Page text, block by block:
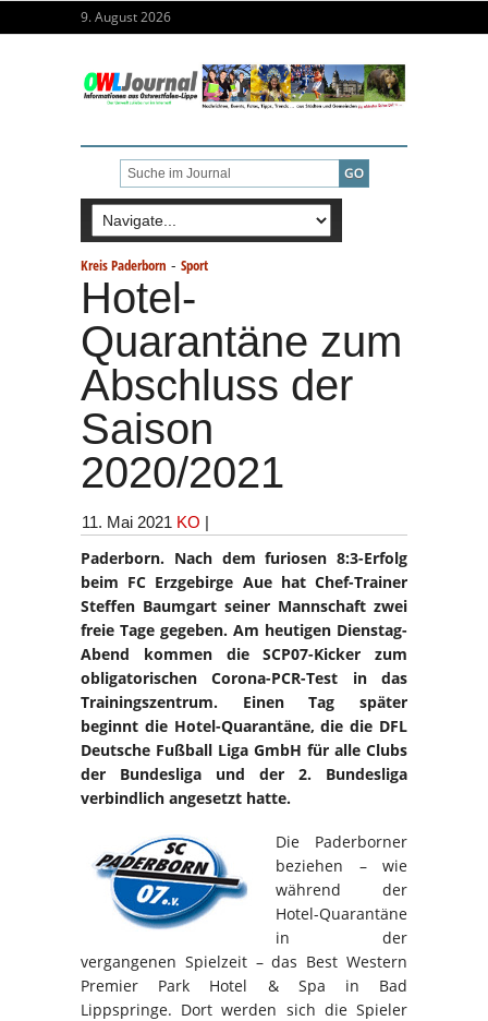
9. August 2026
Kreis Paderborn - Sport
Hotel-
Quarantäne zum
Abschluss der
Saison
2020/2021
11. Mai 2021 KO |
Paderborn. Nach dem furiosen 8:3-Erfolg
beim FC Erzgebirge Aue hat Chef-Trainer
Steffen Baumgart seiner Mannschaft zwei
freie Tage gegeben. Am heutigen Dienstag-
Abend kommen die SCP07-Kicker zum
obligatorischen Corona-PCR-Test in das
Trainingszentrum. Einen Tag später
beginnt die Hotel-Quarantäne, die die DFL
Deutsche Fußball Liga GmbH für alle Clubs
der Bundesliga und der 2. Bundesliga
verbindlich angesetzt hatte.
Die Paderborner
beziehen – wie
während der
Hotel-Quarantäne
in der
vergangenen Spielzeit – das Best Western
Premier Park Hotel & Spa in Bad
Lippspringe. Dort werden sich die Spieler